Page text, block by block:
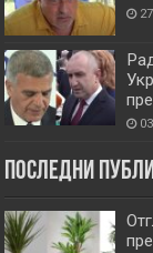
Последни